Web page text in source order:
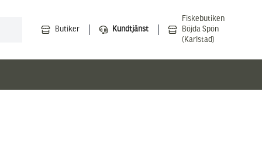
Butiker Kundtjänst
Fiskebutiken
Böjda Spön
(Karlstad)